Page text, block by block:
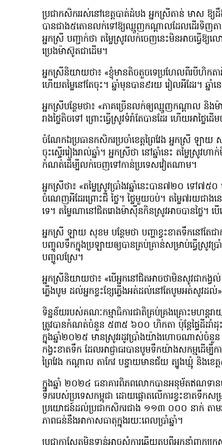
ប្រជាកសិកររស់នៅខេត្តបាត់ដំបង អ្នកស្រីតាន់ មាស ឱ្
បានជាង៥តោនលក់ទៅឱ្យឈ្មួញកណ្តាលដែលដើរទិញត
អ្នកស្រី បញ្ជាក់ថា តម្លៃស្រូវលក់ចេញនេះមិនអាចធ្វើ
ប្រេងម៉ាស៊ូតជាដើម។
អ្នកស្រីនិយាយថា៖ «ខ្ញុំមានតិចតួចទេប្រហែលពីរបីហិក
ហើយតម្លៃនៅតែចុះ។ ឆ្នាំមុនបាន៩រយ រៀលអីដែរ។ ឆ្
អ្នកស្រីបន្ថែមថា៖ «ភាគច្រើនលក់ឲ្យឈ្មួញកណ្ដាល និ
រាងថ្លៃតិចទៅ ព្រោះធ្វើស្រូវទំរាំតែបានដែរ ហើយអាថ្លៃ
ចំណែកឯប្រធានកសិករប្រចាំខេត្តព្រៃវែង អ្នកស្រី ឡាយ
ចុះស្ទើររៀងរាល់ឆ្នាំ។ អ្នកស្រីថា នៅឆ្នាំនេះ តម្លៃស្
កំណត់ដើម្បីលក់ចេញទៅកាន់ប្រទេសវៀតណាម។
អ្នកស្រីថា៖ «តម្លៃស្រូវប្រាំងវឆ្នាំនេះបាន៧២០ ទៅ៧
ចំណេញអីដែរព្រោះជី ថ្លៃ។ ថ្លៃមួយចប់។ តម្លៃ៧រយជាង
ទេ។ តម្លៃណានៅជិតរោងម៉ាសុីនកិនស្រូវអាចបានថ្លៃ។
អ្នកស្រី ឡាយ សុខម បន្ថែមថា បញ្ហាខ្វះខាតទឹកនៅតែជា
បញ្ចូលទឹកក្នុងប្រឡាយឲ្យបានគ្រប់គ្រាន់សម្រាប់ធ្វើស្រូវ
បញ្ចូលស្រែ។
អ្នកស្រីនិយាយថា៖ «បើអ្នកនៅជិតអាចថាមិនសូវជាកង្វល់
ភ្លើងបូម ដល់អ្នកខ្លះខ្សែភ្លើងអត់ដល់នៅតែបូមអត់សូវដល់
ទិន្នន័យរបស់គណៈកម្មាធិការជាតិគ្រប់គ្រងគ្រោះមហន្តរ
ត្រូវបានកំណត់ចំនួន ៥៣៥ ៦០០ ហិកតា ប៉ុន្តែផ្ទៃដីដ
ក្នុងឆ្នាំ២០២៥ មានស្រូវរដូវប្រាំងយ៉ាងហោចណាស់ចំ
កង្វះខាតទឹក ដែលអាជ្ញាធរបានបូមទឹកយ៉ាងសកម្មដើម្បីក
ព្រៃវែង កណ្តាល តាកែវ បន្ទាយមានជ័យ ត្បូងឃ្មុំ និងខេត្
ក្នុងឆ្នាំ ២០២៤ ធនាគារពិភពលោកបានអនុម័តឥណទ
ទឹករបស់ប្រទេសកម្ពុជា ដោយផ្តោតលើការខ្វះខាតទឹកស
ប្រយោជន៍ដល់ប្រជាកសិករជាង ១១៣ ០០០ នាក់ តាមរយៈ
ភាពធន់នឹងអាកាសធាតុក្នុងរយៈពេលប្រាំឆ្នាំ។